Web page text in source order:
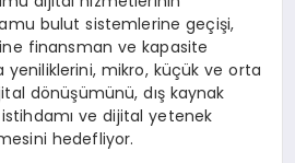
kamu bulut sistemlerine geçişi,
finansman ve kapasite
yeniliklerini, mikro, küçük ve orta
dönüşümünü, dış kaynak
ve dijital yetenek
hedefliyor.